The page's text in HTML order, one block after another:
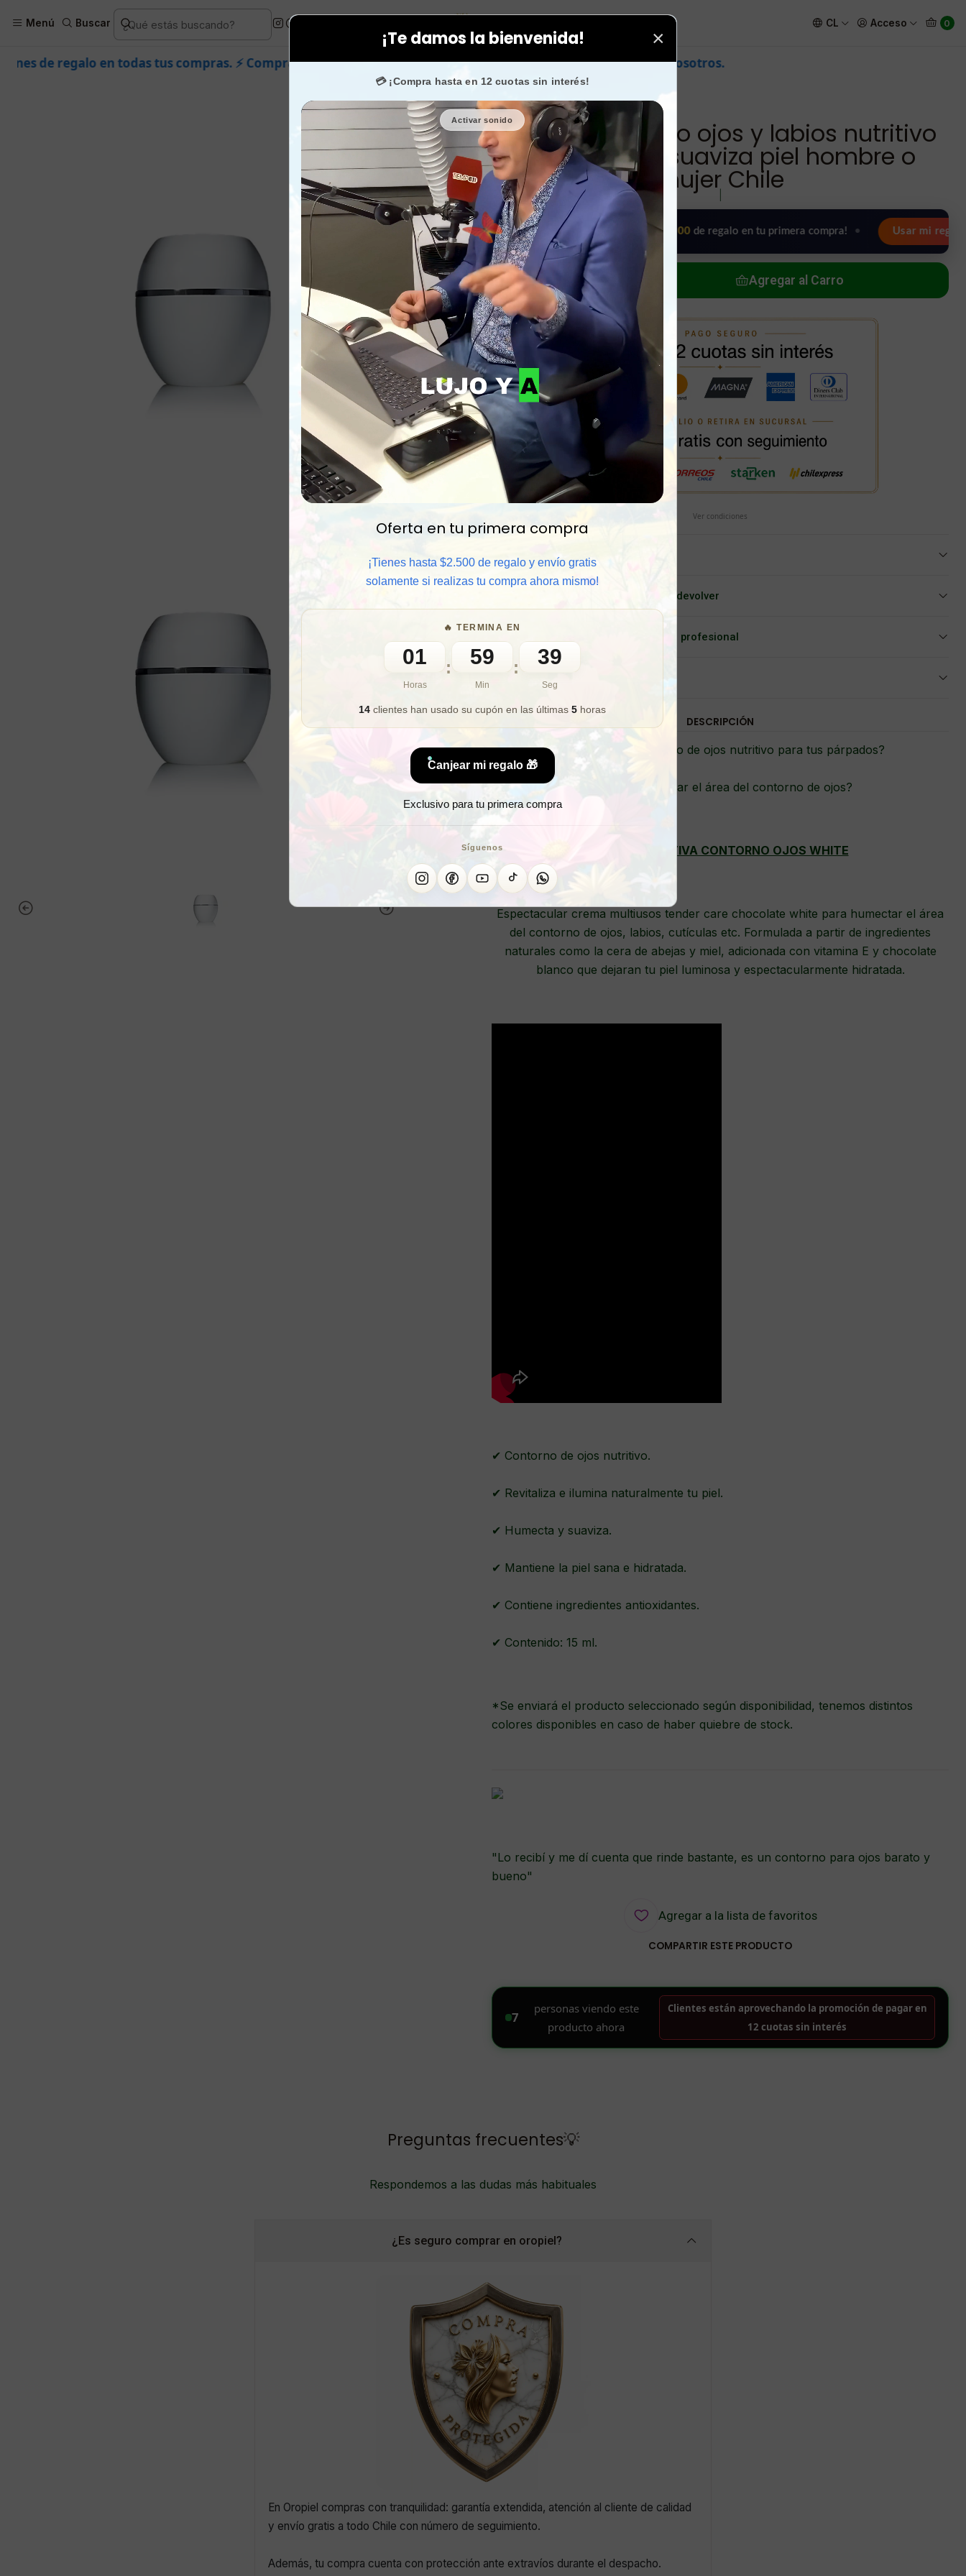
¡Te damos la bienvenida! ×
💳 ¡Compra hasta en 12 cuotas sin interés!
Activar sonido
Oferta en tu primera compra
¡Tienes hasta $2.500 de regalo y envío gratis
solamente si realizas tu compra ahora mismo!
🔥 TERMINA EN
01
Horas
: 59
Min
: 36
Seg
14 clientes han usado su cupón en las últimas 5 horas
Canjear mi regalo 🎁
Exclusivo para tu primera compra
Síguenos
Menú Buscar CL Acceso 0
Productos específicos Hombres Crema contorno ojos y labios nutritivo revitalizante suaviza piel hombre o mujer Chile
tus compras. ⚡ Compra rápido y aprovecha. 💙 +50.000 fans enInstagramconfían en nosotros.
Crema contorno ojos y labios nutritivo
revitalizante suaviza piel hombre o
mujer Chile
🎉 Bienvenid@ 🔥 ¡Hasta de regalo en tu primera compra! • Usar mi regalo ahora 🖤
Cantidad
Agregar al Carro
Ver condiciones
📦 Comprar al por mayor
⏰ Garantía 8 meses para cambiar o devolver
🧑‍💼 Atención al cliente y/o Asesoría profesional
🎁 Lo quiero para regalo
DESCRIPCIÓN
¿Necesitas un contorno de ojos nutritivo para tus párpados?
¿Quieres revitalizar el área del contorno de ojos?
CREMA NUTRITIVA CONTORNO OJOS WHITE
Espectacular crema multiusos tender care chocolate white para humectar el área
del contorno de ojos, labios, cutículas etc. Formulada a partir de ingredientes
naturales como la cera de abejas y miel, adicionada con vitamina E y chocolate
blanco que dejaran tu piel luminosa y espectacularmente hidratada.
✔ Contorno de ojos nutritivo.
✔ Revitaliza e ilumina naturalmente tu piel.
✔ Humecta y suaviza.
✔ Mantiene la piel sana e hidratada.
✔ Contiene ingredientes antioxidantes.
✔ Contenido: 15 ml.
*Se enviará el producto seleccionado según disponibilidad, tenemos distintos
colores disponibles en caso de haber quiebre de stock.
"Lo recibí y me dí cuenta que rinde bastante, es un contorno para ojos barato y
bueno"
Agregar a la lista de favoritos
COMPARTIR ESTE PRODUCTO
Preguntas frecuentes💡
Respondemos a las dudas más habituales
¿Es seguro comprar en oropiel?
En Oropiel compras con tranquilidad: garantía extendida, atención al cliente de calidad
y envío gratis a todo Chile con número de seguimiento.
Además, tu compra cuenta con protección ante extravíos durante el despacho.